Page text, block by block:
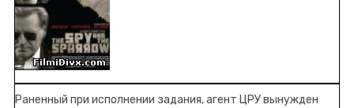
Раненный при исполнении задания, агент ЦРУ вынужден